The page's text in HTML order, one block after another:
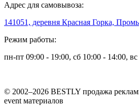
Адрес для самовывоза:
141051, деревня Красная Горка,
Режим работы:
пн-пт 09:00 - 19:00, сб 10:00 - 14:00,
© 2002–2026 BESTLY продажа
event материалов